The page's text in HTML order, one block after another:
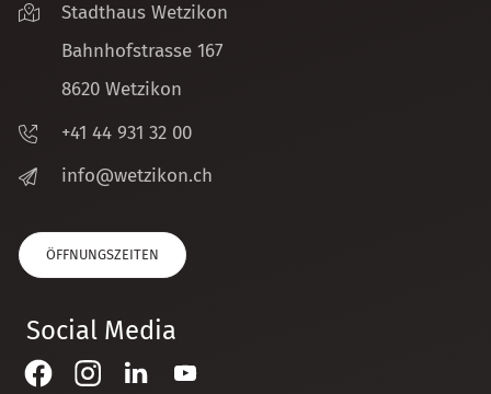
Stadthaus Wetzikon
Bahnhofstrasse 167
8620 Wetzikon
+41 44 931 32 00
nf
w tz k n ch
ÖFFNUNGSZEITEN
Social Media